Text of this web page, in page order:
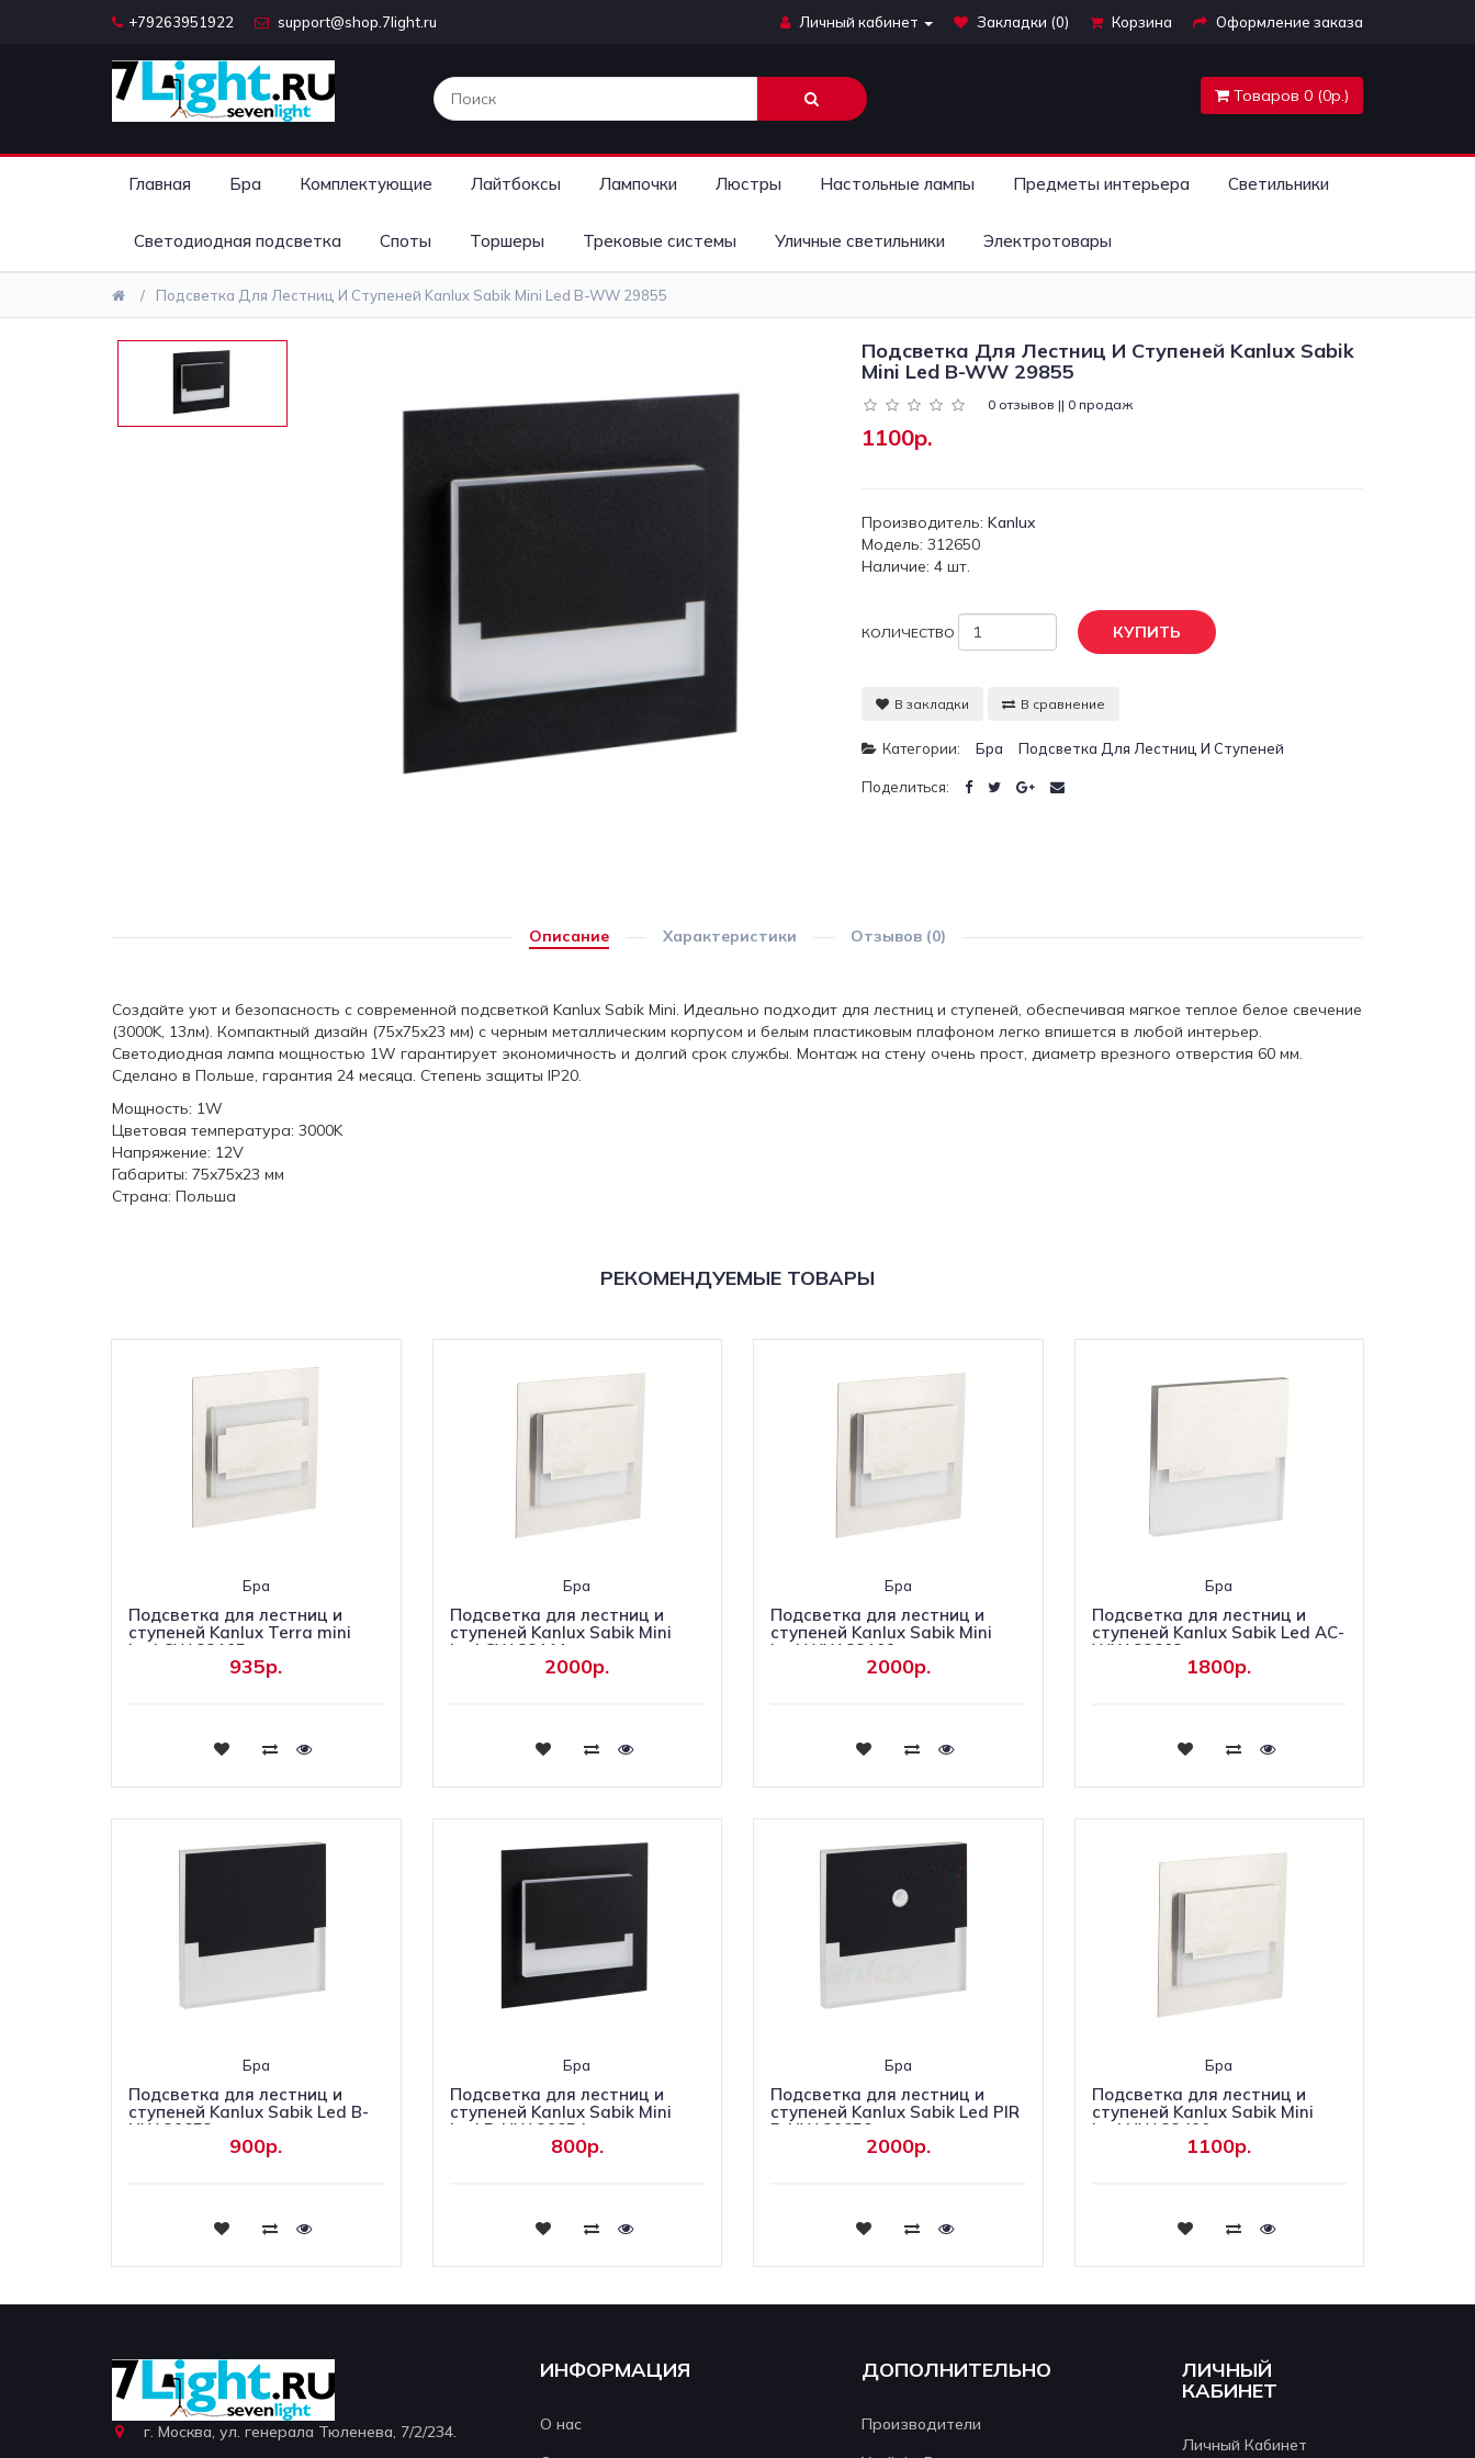
+79263951922 support@shop.7light.ru Личный кабинет Закладки (0) Корзина Оформление заказа
Товаров 0 (0р.)
Главная Бра Комплектующие Лайтбоксы Лампочки Люстры Настольные лампы Предметы интерьера Светильники
Светодиодная подсветка Споты Торшеры Трековые системы Уличные светильники Электротовары
Подсветка Для Лестниц И Ступеней Kanlux Sabik Mini Led B-WW 29855
Подсветка Для Лестниц И Ступеней Kanlux Sabik
Mini Led B-WW 29855
0 отзывов || 0 продаж
1100р.
Производитель: Kanlux
Модель: 312650
Наличие: 4 шт.
КОЛИЧЕСТВО КУПИТЬ
В закладки В сравнение
Категории: Бра Подсветка Для Лестниц И Ступеней
Поделиться:
Описание Характеристики Отзывов (0)
Создайте уют и безопасность с современной подсветкой Kanlux Sabik Mini. Идеально подходит для лестниц и ступеней, обеспечивая мягкое теплое белое свечение
(3000K, 13лм). Компактный дизайн (75x75x23 мм) с черным металлическим корпусом и белым пластиковым плафоном легко впишется в любой интерьер.
Светодиодная лампа мощностью 1W гарантирует экономичность и долгий срок службы. Монтаж на стену очень прост, диаметр врезного отверстия 60 мм.
Сделано в Польше, гарантия 24 месяца. Степень защиты IP20.
Мощность: 1W
Цветовая температура: 3000K
Напряжение: 12V
Габариты: 75x75x23 мм
Страна: Польша
РЕКОМЕНДУЕМЫЕ ТОВАРЫ
Бра
Подсветка для лестниц и
ступеней Kanlux Terra mini
Led CW 23105
935р.
Купить
Бра
Подсветка для лестниц и
ступеней Kanlux Sabik Mini
Led CW 23111
2000р.
Купить
Бра
Подсветка для лестниц и
ступеней Kanlux Sabik Mini
Led WW 23109
2000р.
Купить
Бра
Подсветка для лестниц и
ступеней Kanlux Sabik Led AC-
WW 23802
1800р.
Купить
Бра
Подсветка для лестниц и
ступеней Kanlux Sabik Led B-
NW 29852
900р.
Купить
Бра
Подсветка для лестниц и
ступеней Kanlux Sabik Mini
Led B-NW 29854
800р.
Купить
Бра
Подсветка для лестниц и
ступеней Kanlux Sabik Led PIR
B-NW 29858
2000р.
Купить
Бра
Подсветка для лестниц и
ступеней Kanlux Sabik Mini
Led NW 32490
1100р.
Купить
г. Москва, ул. генерала Тюленева, 7/2/234.
ИНФОРМАЦИЯ
О нас
ДОПОЛНИТЕЛЬНО
Производители
ЛИЧНЫЙ
КАБИНЕТ
Личный Кабинет